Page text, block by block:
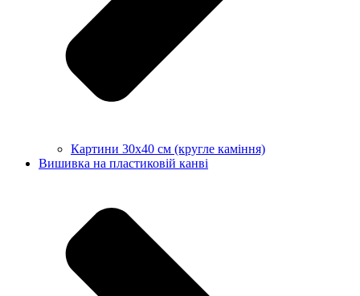
Картини 30х40 см (кругле каміння)
Вишивка на пластиковій канві